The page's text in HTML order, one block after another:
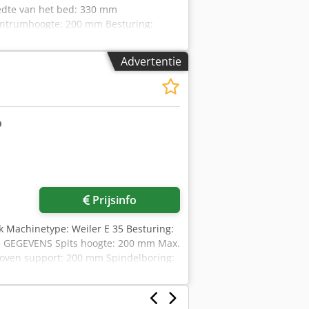
van het bed: 330 mm
200 mm Besturing:
54 mm Toerentalbereik: 1 - 3000
10/5 m/min Tapsopname
mm Pinoolslag: 120 mm
m De E35 is geen pure
als op een conventionele
programmering nodig - Zeer
CNC-kennis Weiler omschrijft het
als CNC, maar eenvoudiger
Advertentie
Prijsinfo
Machinetype: Weiler E 35 Besturing:
Spits hoogte: 200 mm Max.
support: 200 mm Spindelboring:
Taillepin: MK 4 Verplaatsingen X-as:
spantangen 173 E volgens DIN